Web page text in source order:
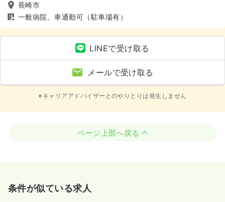
長崎市
一般病院、車通勤可（駐車場有）
LINEで受け取る
メールで受け取る
※キャリアアドバイザーとのやりとりは発生しません
ページ上部へ戻る
条件が似ている求人